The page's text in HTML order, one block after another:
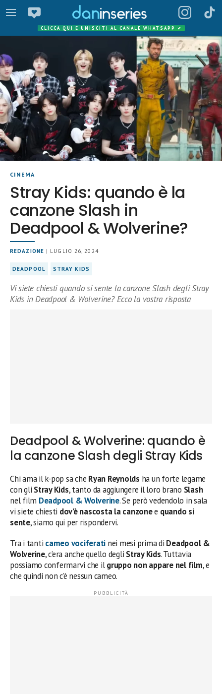
CLICCA QUI E UNISCITI AL CANALE WHATSAPP ✔
CINEMA
Stray Kids: quando è la
canzone Slash in
Deadpool & Wolverine?
REDAZIONE | LUGLIO 26, 2024
DEADPOOL STRAY KIDS
Vi siete chiesti quando si sente la canzone Slash degli Stray
Kids in Deadpool & Wolverine? Ecco la vostra risposta
Deadpool & Wolverine: quando è
la canzone Slash degli Stray Kids
Chi ama il k-pop sa che Ryan Reynolds ha un forte legame
con gli Stray Kids, tanto da aggiungere il loro brano Slash
nel film Deadpool & Wolverine. Se però vedendolo in sala
vi siete chiesti dov’è nascosta la canzonee quando si
sente, siamo qui per rispondervi.
Tra i tanti cameo vociferati nei mesi prima di Deadpool &
Wolverine, c’era anche quello degli Stray Kids. Tuttavia
possiamo confermarvi che ilgruppo non appare nel film, e
che quindi non c’è nessun cameo.